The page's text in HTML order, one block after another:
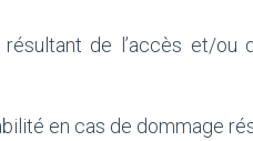
de l’accès et/ou
en cas de dommage